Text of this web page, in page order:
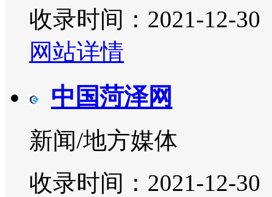
收录时间：2021-12-30
网站详情
中国菏泽网
新闻/地方媒体
收录时间：2021-12-30